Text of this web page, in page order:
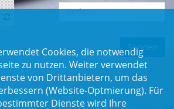
Cookies, die notwendig
zu nutzen. Weiter verwendet
von Drittanbietern, um das
(Website-Optmierung). Für
Dienste wird Ihre